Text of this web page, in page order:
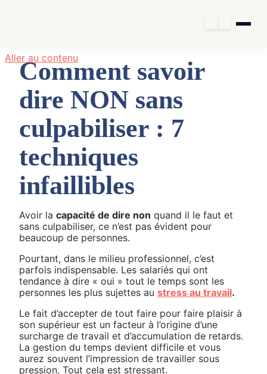
Aller au contenu
Comment savoir
dire NON sans
culpabiliser : 7
techniques
infaillibles
Avoir la capacité de dire non quand il le faut et
sans culpabiliser, ce n’est pas évident pour
beaucoup de personnes.
Pourtant, dans le milieu professionnel, c’est
parfois indispensable. Les salariés qui ont
tendance à dire « oui » tout le temps sont les
personnes les plus sujettes au stress au travail.
Le fait d’accepter de tout faire pour faire plaisir à
son supérieur est un facteur à l’origine d’une
surcharge de travail et d’accumulation de retards.
La gestion du temps devient difficile et vous
aurez souvent l’impression de travailler sous
pression. Tout cela est stressant.